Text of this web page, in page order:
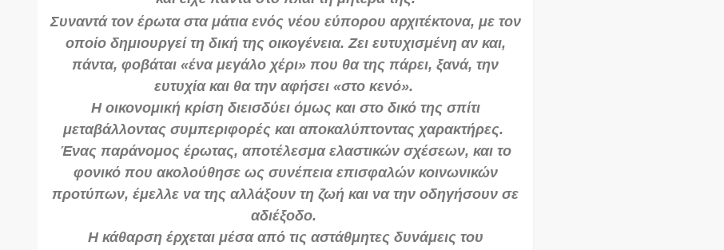
Συναντά τον έρωτα στα μάτια ενός νέου εύπορου αρχιτέκτονα, με τον
οποίο δημιουργεί τη δική της οικογένεια. Ζει ευτυχισμένη αν και,
πάντα, φοβάται «ένα μεγάλο χέρι» που θα της πάρει, ξανά, την
ευτυχία και θα την αφήσει «στο κενό».
Η οικονομική κρίση διεισδύει όμως και στο δικό της σπίτι
μεταβάλλοντας συμπεριφορές και αποκαλύπτοντας χαρακτήρες.
Ένας παράνομος έρωτας, αποτέλεσμα ελαστικών σχέσεων, και το
φονικό που ακολούθησε ως συνέπεια επισφαλών κοινωνικών
προτύπων, έμελλε να της αλλάξουν τη ζωή και να την οδηγήσουν σε
αδιέξοδο.
Η κάθαρση έρχεται μέσα από τις αστάθμητες δυνάμεις του